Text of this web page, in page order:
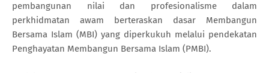
pembangunan nilai dan profesionalisme dalam
perkhidmatan awam berteraskan dasar Membangun
Bersama Islam (MBI) yang diperkukuh melalui pendekatan
Penghayatan Membangun Bersama Islam (PMBI).